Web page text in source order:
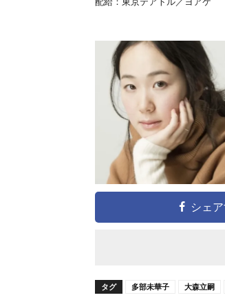
シェ
タグ 多部未華子 大森立嗣